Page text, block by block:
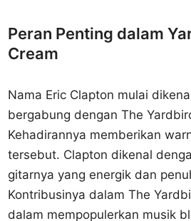
Peran Penting dalam
Cream
Nama Eric Clapton mulai
bergabung dengan The
Kehadirannya memberikan
tersebut. Clapton dikenal
gitarnya yang energik dan
Kontribusinya dalam The
dalam mempopulerkan musik